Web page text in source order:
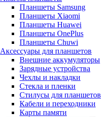
Планшеты Samsung
Планшеты Xiaomi
Планшеты Huawei
Планшеты OnePlus
Планшеты Chuwi
Аксессуары для планшетов
Внешние аккумуляторы
Зарядные устройства
Чехлы и накладки
Стекла и пленки
Стилусы для планшетов
Кабели и переходники
Карты памяти